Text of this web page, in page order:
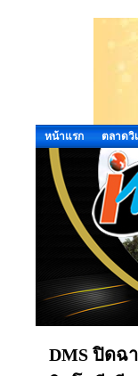
หน้าแรก ตลาดวิ
DMS ปิดฉ